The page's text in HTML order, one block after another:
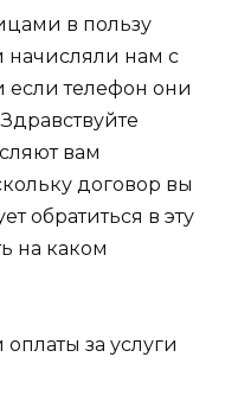
в пользу
начисляли нам с
если телефон они
вам
договор вы
обратиться в эту
на каком